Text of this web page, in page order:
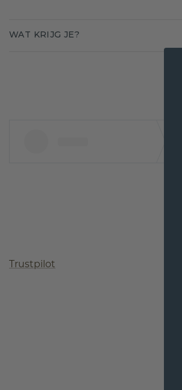
WAT KRIJG JE?
Trustpilot